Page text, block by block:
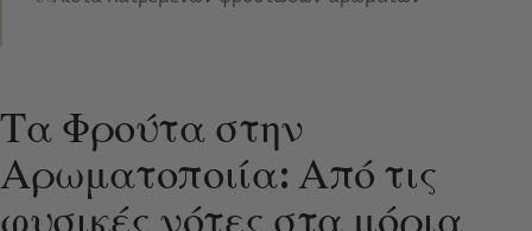
Τα Φρούτα στην
Αρωματοποιία: Από τις
φυσικές νότες στα μόρια